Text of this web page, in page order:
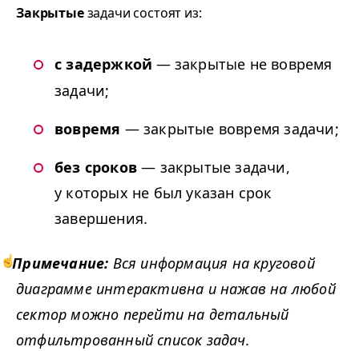
Закрытыезадачи состоят из:
с задержкой — закрытые не вовремя
задачи;
вовремя — закрытые вовремя задачи;
без сроков — закрытые задачи,
у которых не был указан срок
завершения.
Примечание: Вся информация на круговой
диаграмме интерактивна и нажав на любой
сектор можно перейти на детальный
отфильтрованный список задач.